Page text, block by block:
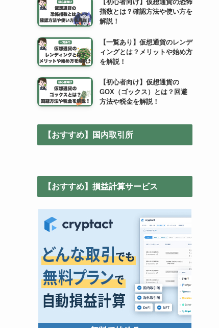
【初心者向け】仮想通貨の恐怖
指数とは？確認方法や使い方を
解説！
【一覧あり】仮想通貨のレンデ
ィングとは？メリットや始め方
を解説！
【初心者向け】仮想通貨の
GOX（ゴックス）とは？回避
方法や税金を解説！
【おすすめ】国内取引所
【おすすめ】損益計算サービス